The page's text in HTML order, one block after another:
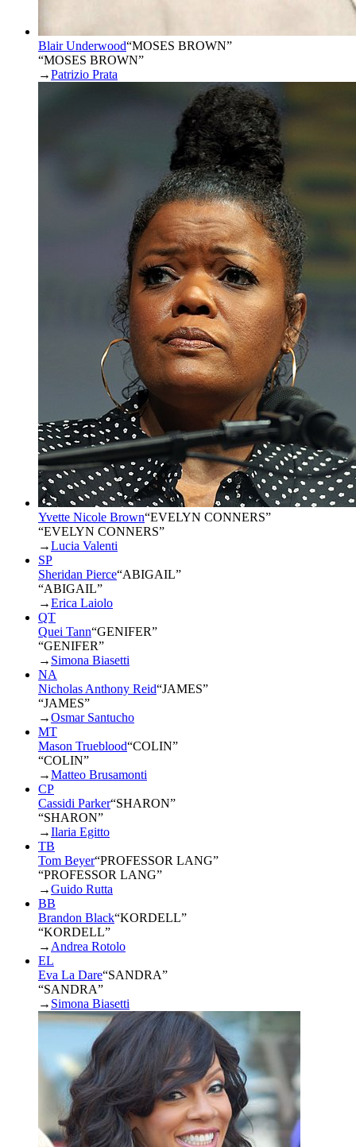
Blair Underwood“MOSES BROWN”
“MOSES BROWN”
→Patrizio Prata
Yvette Nicole Brown“EVELYN CONNERS”
“EVELYN CONNERS”
→Lucia Valenti
SP
Sheridan Pierce“ABIGAIL”
“ABIGAIL”
→Erica Laiolo
QT
Quei Tann“GENIFER”
“GENIFER”
→ Simona Biasetti
NA
Nicholas Anthony Reid“JAMES”
“JAMES”
→Osmar Santucho
MT
Mason Trueblood“COLIN”
“COLIN”
→Matteo Brusamonti
CP
Cassidi Parker“SHARON”
“SHARON”
→Ilaria Egitto
TB
Tom Beyer“PROFESSOR LANG”
“PROFESSOR LANG”
→Guido Rutta
BB
Brandon Black“KORDELL”
“KORDELL”
→ Andrea Rotolo
EL
Eva La Dare“SANDRA”
“SANDRA”
→ Simona Biasetti